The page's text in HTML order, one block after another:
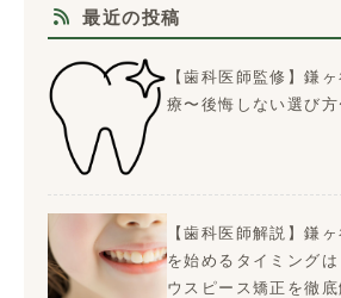
最近の投稿
【歯科医師監修】鎌
療〜後悔しない選び方
【歯科医師解説】鎌
を始めるタイミング
ウスピース矯正を徹底